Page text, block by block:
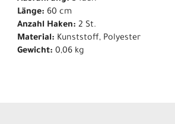
Länge: 60 cm
Anzahl Haken: 2 St.
Material: Kunststoff, Polyester
Gewicht: 0,06 kg